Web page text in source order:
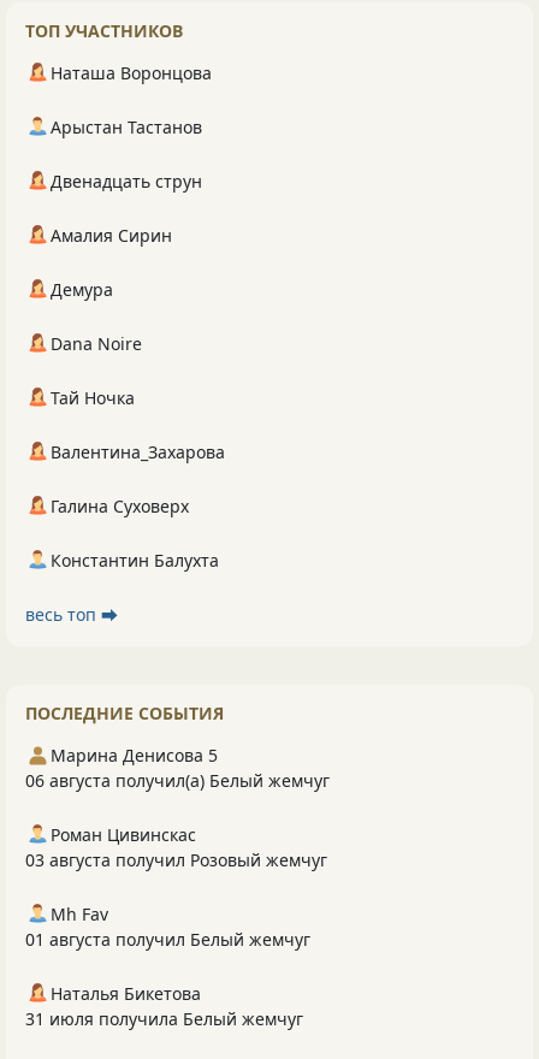
ТОП УЧАСТНИКОВ
Наташа Воронцова
Арыстан Тастанов
Двенадцать струн
Амалия Сирин
Демура
Dana Noire
Тай Ночка
Валентина_Захарова
Галина Суховерх
Константин Балухта
весь топ ⮕
ПОСЛЕДНИЕ СОБЫТИЯ
Марина Денисова 5
06 августа получил(а) Белый жемчуг
Роман Цивинскас
03 августа получил Розовый жемчуг
Mh Fav
01 августа получил Белый жемчуг
Наталья Бикетова
31 июля получила Белый жемчуг